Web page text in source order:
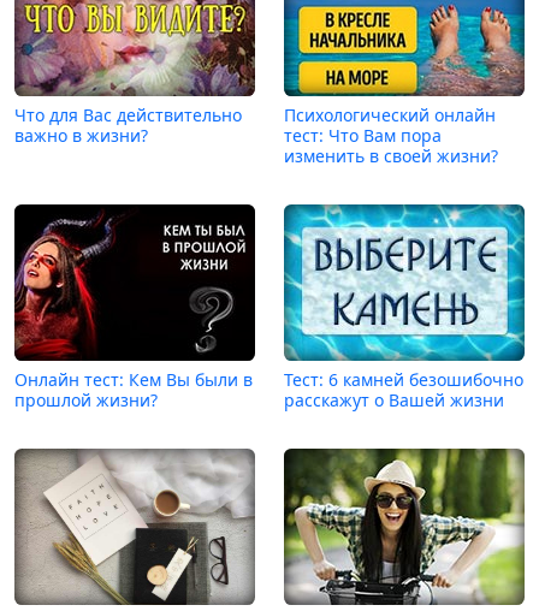
Что для Вас действительно
важно в жизни?
Психологический онлайн
тест: Что Вам пора
изменить в своей жизни?
Онлайн тест: Кем Вы были в
прошлой жизни?
Тест: 6 камней безошибочно
расскажут о Вашей жизни